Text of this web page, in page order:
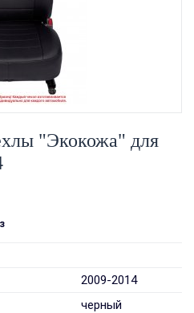
"Экокожа" для
2009-2014
черный